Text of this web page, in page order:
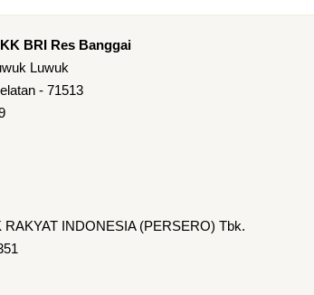
BRI Res Banggai
Luwuk
- 71513
RAKYAT INDONESIA (PERSERO) Tbk.